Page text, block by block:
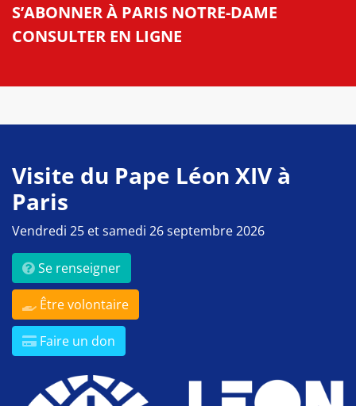
S’ABONNER À PARIS NOTRE-DAME
CONSULTER EN LIGNE
Visite du Pape Léon XIV à
Paris
Vendredi 25 et samedi 26 septembre 2026
Se renseigner
Être volontaire
Faire un don